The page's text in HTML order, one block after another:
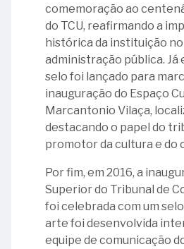
comemoração ao
do TCU, reafirmando a
histórica da instituição
administração pública. Já
selo foi lançado para
inauguração do Espaço
Marcantonio Vilaça,
destacando o papel do
promotor da cultura e do
Por fim, em 2016, a
Superior do Tribunal de
foi celebrada com um
arte foi desenvolvida
equipe de comunicação